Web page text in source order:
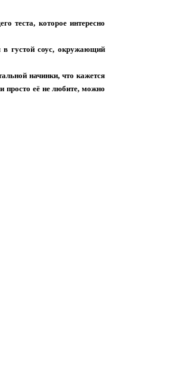
теста, которое интересно
в густой соус, окружающий
начинки, что кажется
просто её не любите, можно